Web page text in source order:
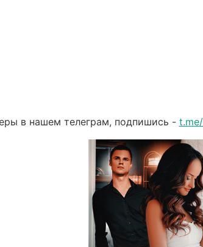
в нашем телеграм, подпишись -